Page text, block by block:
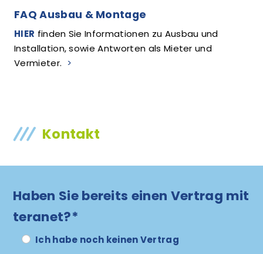
FAQ Ausbau & Montage
HIER finden Sie Informationen zu Ausbau und
Installation, sowie Antworten als Mieter und
Vermieter. >
Kontakt
Haben Sie bereits einen Vertrag mit
teranet?*
Ich habe noch keinen Vertrag